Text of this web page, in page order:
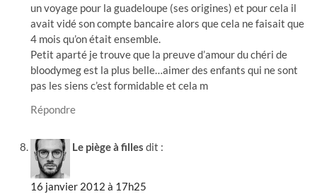
un voyage pour la guadeloupe (ses origines) et pour cela il
avait vidé son compte bancaire alors que cela ne faisait que
4 mois qu’on était ensemble.
Petit aparté je trouve que la preuve d’amour du chéri de
bloodymeg est la plus belle…aimer des enfants qui ne sont
pas les siens c’est formidable et cela m
Répondre
Le piège à filles dit :
16 janvier 2012 à 17h25